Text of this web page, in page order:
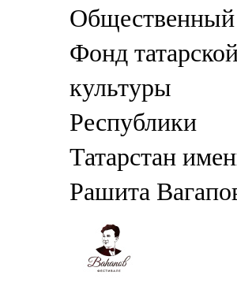
Общественный
Фонд
культуры
Республики
Татарстан
Рашита